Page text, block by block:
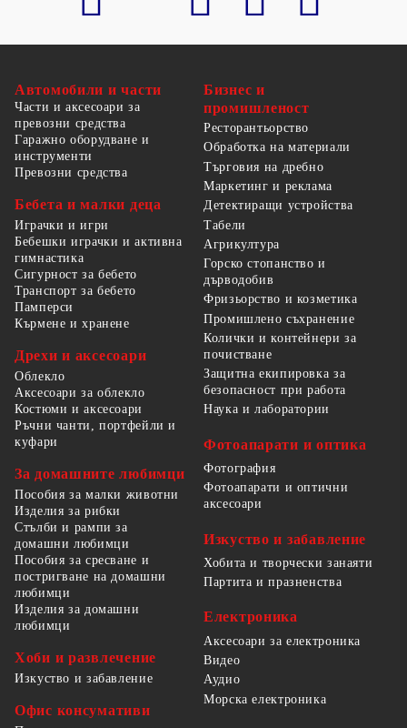
Автомобили и части
Части и аксесоари за
превозни средства
Гаражно оборудване и
инструменти
Превозни средства
Бебета и малки деца
Играчки и игри
Бебешки играчки и активна
гимнастика
Сигурност за бебето
Транспорт за бебето
Памперси
Кърмене и хранене
Дрехи и аксесоари
Облекло
Аксесоари за облекло
Костюми и аксесоари
Ръчни чанти, портфейли и
куфари
За домашните любимци
Пособия за малки животни
Изделия за рибки
Стълби и рампи за
домашни любимци
Пособия за сресване и
постригване на домашни
любимци
Изделия за домашни
любимци
Хоби и развлечение
Изкуство и забавление
Офис консумативи
Бизнес и
промишленост
Ресторантьорство
Обработка на материали
Търговия на дребно
Маркетинг и реклама
Детектиращи устройства
Табели
Агрикултура
Горско стопанство и
дърводобив
Фризьорство и козметика
Промишлено съхранение
Колички и контейнери за
почистване
Защитна екипировка за
безопасност при работа
Наука и лаборатории
Фотоапарати и оптика
Фотография
Фотоапарати и оптични
аксесоари
Изкуство и забавление
Хобита и творчески занаяти
Партита и празненства
Електроника
Аксесоари за електроника
Видео
Аудио
Морска електроника